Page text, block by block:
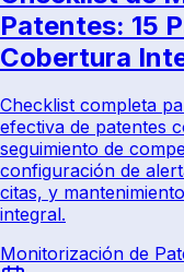
Patentes: 15
Cobertura
Checklist completa
efectiva de patentes
seguimiento de
configuración de
citas, y
integral.
Monitorización de